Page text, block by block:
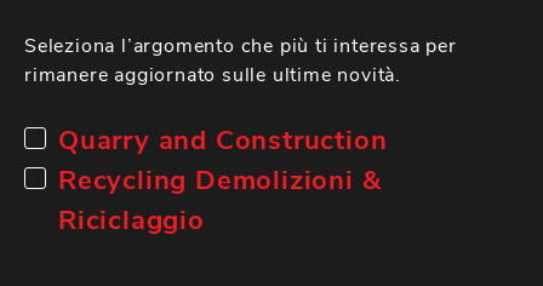
Seleziona l’argomento che più ti interessa per
rimanere aggiornato sulle ultime novità.
Quarry and Construction
Recycling Demolizioni &
Riciclaggio